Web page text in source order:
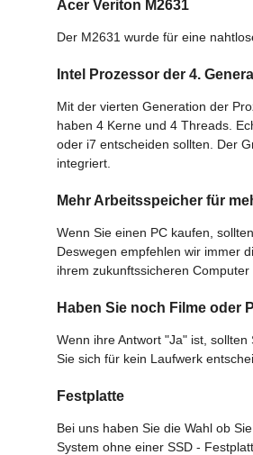
Acer Veriton M2631
Der M2631 wurde für eine
Intel Prozessor der 4.
Mit der vierten Generation der
haben 4 Kerne und 4 Threads.
oder i7 entscheiden sollten. Der
integriert.
Mehr Arbeitsspeicher für
Wenn Sie einen PC kaufen,
Deswegen empfehlen wir immer
ihrem zukunftssicheren Computer
Haben Sie noch Filme oder
Wenn ihre Antwort "Ja" ist,
Sie sich für kein Laufwerk
Festplatte
Bei uns haben Sie die Wahl ob
System ohne einer SSD -